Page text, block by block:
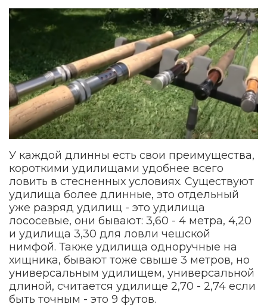
У каждой длинны есть свои преимущества,
короткими удилищами удобнее всего
ловить в стесненных условиях. Существуют
удилища более длинные, это отдельный
уже разряд удилищ - это удилища
лососевые, они бывают: 3,60 - 4 метра, 4,20
и удилища 3,30 для ловли чешской
нимфой. Также удилища одноручные на
хищника, бывают тоже свыше 3 метров, но
универсальным удилищем, универсальной
длиной, считается удилище 2,70 - 2,74 если
быть точным - это 9 футов.